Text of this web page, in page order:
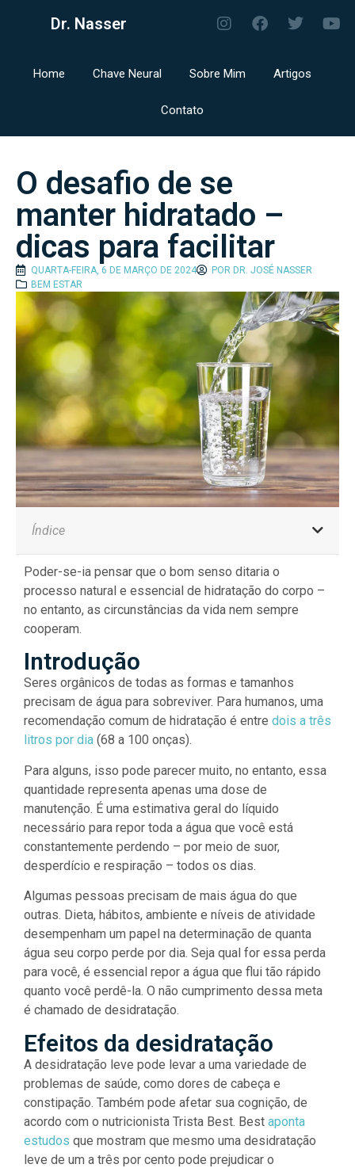
Dr. Nasser
Home Chave Neural Sobre Mim Artigos
Contato
O desafio de se
manter hidratado –
dicas para facilitar
QUARTA-FEIRA, 6 DE MARÇO DE 2024 POR DR. JOSÉ NASSER
BEM ESTAR
Índice
Poder-se-ia pensar que o bom senso ditaria o
processo natural e essencial de hidratação do corpo –
no entanto, as circunstâncias da vida nem sempre
cooperam.
Introdução
Seres orgânicos de todas as formas e tamanhos
precisam de água para sobreviver. Para humanos, uma
recomendação comum de hidratação é entre dois a três
litros por dia (68 a 100 onças).
Para alguns, isso pode parecer muito, no entanto, essa
quantidade representa apenas uma dose de
manutenção. É uma estimativa geral do líquido
necessário para repor toda a água que você está
constantemente perdendo – por meio de suor,
desperdício e respiração – todos os dias.
Algumas pessoas precisam de mais água do que
outras. Dieta, hábitos, ambiente e níveis de atividade
desempenham um papel na determinação de quanta
água seu corpo perde por dia. Seja qual for essa perda
para você, é essencial repor a água que flui tão rápido
quanto você perdê-la. O não cumprimento dessa meta
é chamado de desidratação.
Efeitos da desidratação
A desidratação leve pode levar a uma variedade de
problemas de saúde, como dores de cabeça e
constipação. Também pode afetar sua cognição, de
acordo com o nutricionista Trista Best. Best aponta
estudos que mostram que mesmo uma desidratação
leve de um a três por cento pode prejudicar o